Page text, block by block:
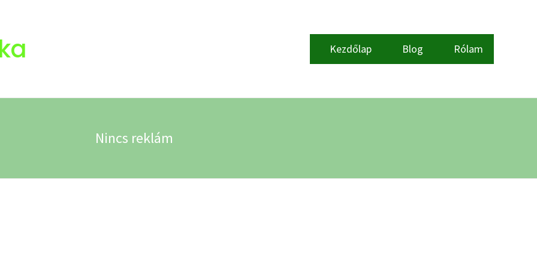
Kezdőlap Blog Rólam
Nincs reklám